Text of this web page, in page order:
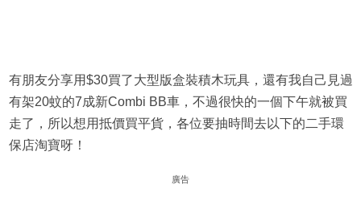
有朋友分享用$30買了大型版盒裝積木玩具，還有我自己見過
有架20蚊的7成新Combi BB車，不過很快的一個下午就被買
走了，所以想用抵價買平貨，各位要抽時間去以下的二手環
保店淘寶呀！
廣告